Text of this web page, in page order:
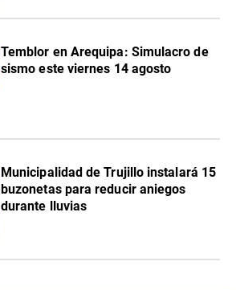
Temblor en Arequipa: Simulacro de
sismo este viernes 14 agosto
Municipalidad de Trujillo instalará 15
buzonetas para reducir aniegos
durante lluvias